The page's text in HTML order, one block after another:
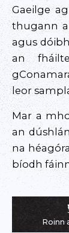
Gaeilge
thugann
agus
an
leor
Mar a
an
na
bíodh
Roinn